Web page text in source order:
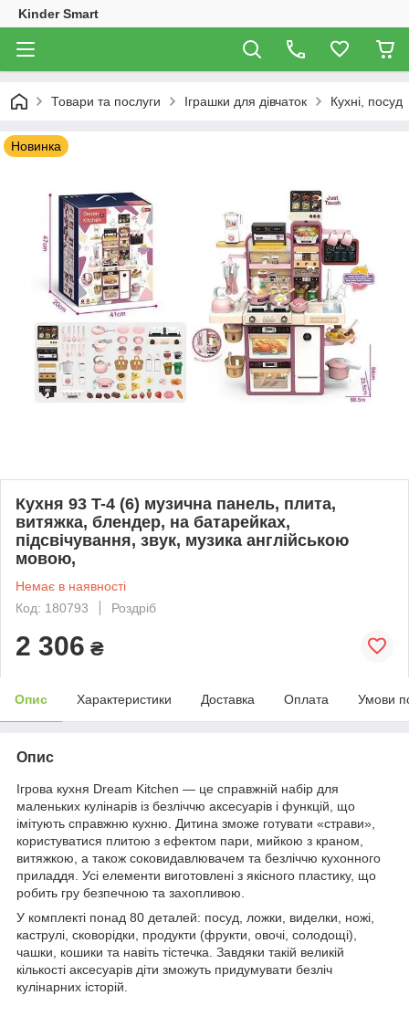
Kinder Smart
Товари та послуги Іграшки для дівчаток Кухні, посуд
Новинка
Кухня 93 T-4 (6) музична панель, плита,
витяжка, блендер, на батарейках,
підсвічування, звук, музика англійською
мовою,
Немає в наявності
Код: 180793
Роздріб
2 306 ₴
Опис Характеристики Доставка Оплата Умови
Опис
Ігрова кухня Dream Kitchen — це справжній набір для
маленьких кулінарів із безліччю аксесуарів і функцій, що
імітують справжню кухню. Дитина зможе готувати «страви»,
користуватися плитою з ефектом пари, мийкою з краном,
витяжкою, а також соковидавлювачем та безліччю кухонного
приладдя. Усі елементи виготовлені з якісного пластику, що
робить гру безпечною та захопливою.
У комплекті понад 80 деталей: посуд, ложки, виделки, ножі,
каструлі, сковорідки, продукти (фрукти, овочі, солодощі),
чашки, кошики та навіть тістечка. Завдяки такій великій
кількості аксесуарів діти зможуть придумувати безліч
кулінарних історій.